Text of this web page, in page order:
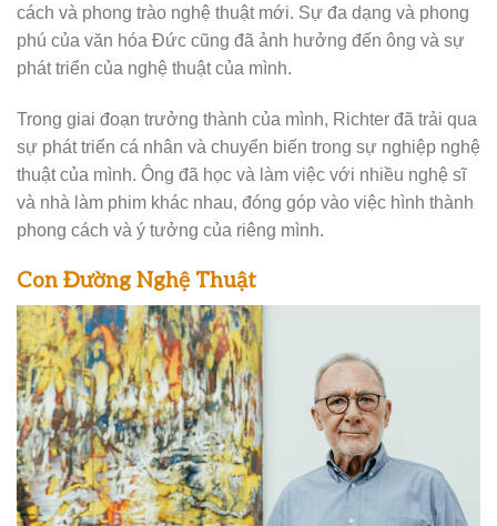
cách và phong trào nghệ thuật mới. Sự đa dạng và phong
phú của văn hóa Đức cũng đã ảnh hưởng đến ông và sự
phát triển của nghệ thuật của mình.
Trong giai đoạn trưởng thành của mình, Richter đã trải qua
sự phát triển cá nhân và chuyển biến trong sự nghiệp nghệ
thuật của mình. Ông đã học và làm việc với nhiều nghệ sĩ
và nhà làm phim khác nhau, đóng góp vào việc hình thành
phong cách và ý tưởng của riêng mình.
Con Đường Nghệ Thuật